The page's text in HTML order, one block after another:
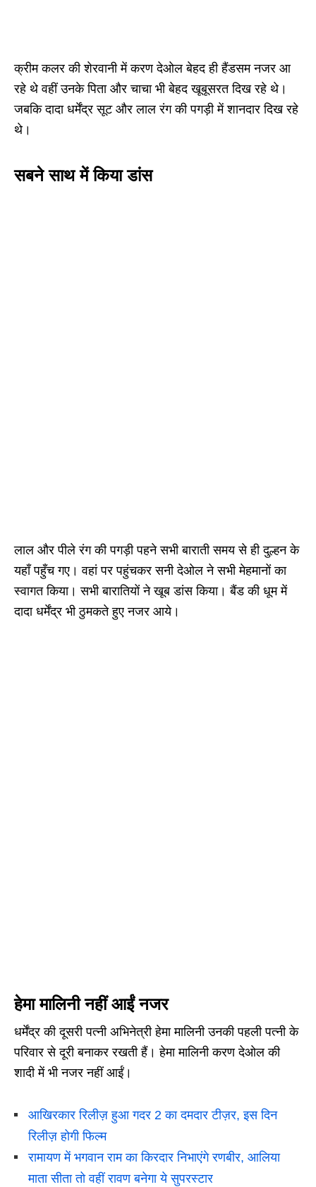
क्रीम कलर की शेरवानी में करण देओल बेहद ही हैंडसम नजर आ
रहे थे वहीं उनके पिता और चाचा भी बेहद खूबूसरत दिख रहे थे।
जबकि दादा धर्मेंद्र सूट और लाल रंग की पगड़ी में शानदार दिख रहे
थे।
सबने साथ में किया डांस
लाल और पीले रंग की पगड़ी पहने सभी बाराती समय से ही दुल्हन के
यहाँ पहुँच गए। वहां पर पहुंचकर सनी देओल ने सभी मेहमानों का
स्वागत किया। सभी बारातियों ने खूब डांस किया। बैंड की धूम में
दादा धर्मेंद्र भी ठुमकते हुए नजर आये।
हेमा मालिनी नहीं आईं नजर
धर्मेंद्र की दूसरी पत्नी अभिनेत्री हेमा मालिनी उनकी पहली पत्नी के
परिवार से दूरी बनाकर रखती हैं। हेमा मालिनी करण देओल की
शादी में भी नजर नहीं आईं।
आखिरकार रिलीज़ हुआ गदर 2 का दमदार टीज़र, इस दिन
रिलीज़ होगी फिल्म
रामायण में भगवान राम का किरदार निभाएंगे रणबीर, आलिया
माता सीता तो वहीं रावण बनेगा ये सुपरस्टार